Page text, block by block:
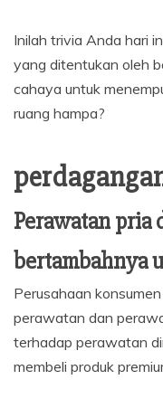
Inilah trivia Anda hari
yang ditentukan oleh
cahaya untuk
ruang hampa?
Perawatan pria
bertambahnya
Perusahaan
perawatan dan
terhadap perawatan
membeli produk